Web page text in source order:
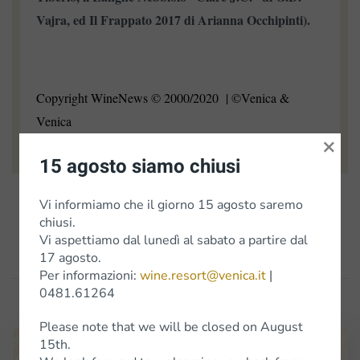
Vajra, ed Il Frappato 2017 di Arianna Occhipinti).
Copyright WineNews © 2000/2020 | ©Venica &
Venica
Precedenti Successivi
15 agosto siamo chiusi
Vi informiamo che il giorno 15 agosto saremo
chiusi.
Vi aspettiamo dal lunedì al sabato a partire dal
17 agosto.
Per informazioni: wine.resort@venica.it |
0481.61264
Please note that we will be closed on August
15th.
×